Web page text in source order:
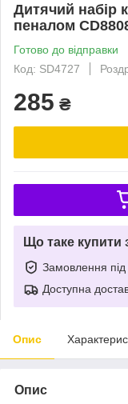
Дитячий набір
пеналом
Готово до відправки
Код: SD4727
285 ₴
Що таке купити
Замовлення під
Доступна
Опис
Опис